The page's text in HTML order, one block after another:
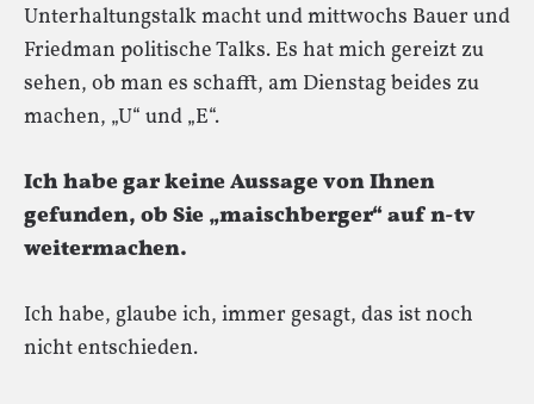
Unterhaltungstalk macht und mittwochs Bauer und
Friedman politische Talks. Es hat mich gereizt zu
sehen, ob man es schafft, am Dienstag beides zu
machen, „U“ und „E“.
Ich habe gar keine Aussage von Ihnen
gefunden, ob Sie „maischberger“ auf n-tv
weitermachen.
Ich habe, glaube ich, immer gesagt, das ist noch
nicht entschieden.